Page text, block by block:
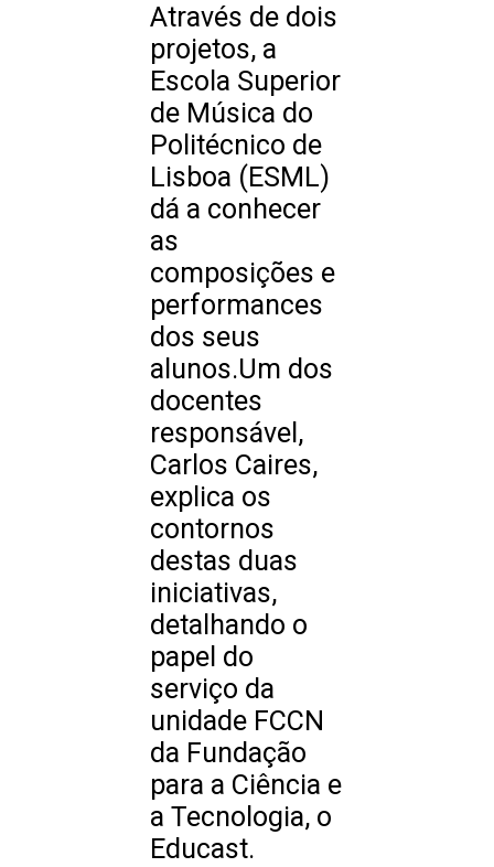
Através de dois
projetos, a
Escola Superior
de Música do
Politécnico de
Lisboa (ESML)
dá a conhecer
as
composições e
performances
dos seus
alunos.Um dos
docentes
responsável,
Carlos Caires,
explica os
contornos
destas duas
iniciativas,
detalhando o
papel do
serviço da
unidade FCCN
da Fundação
para a Ciência e
a Tecnologia, o
Educast.